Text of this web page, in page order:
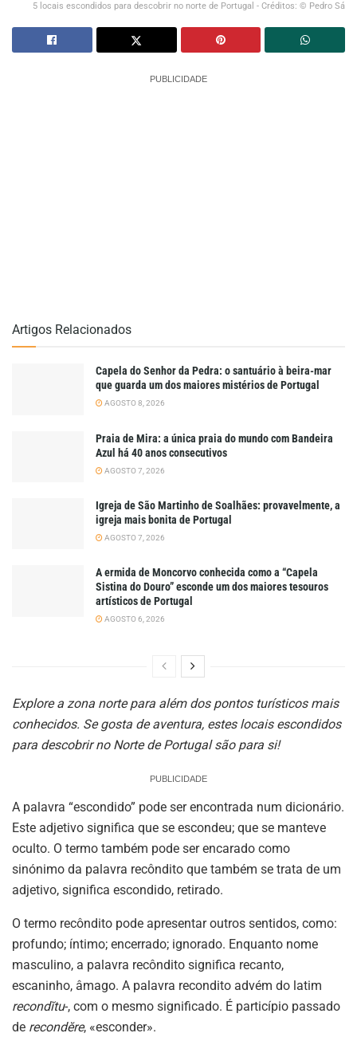
5 locais escondidos para descobrir no norte de Portugal - Créditos: © Pedro Sá
PUBLICIDADE
Artigos Relacionados
Capela do Senhor da Pedra: o santuário à beira-mar
que guarda um dos maiores mistérios de Portugal
AGOSTO 8, 2026
Praia de Mira: a única praia do mundo com Bandeira
Azul há 40 anos consecutivos
AGOSTO 7, 2026
Igreja de São Martinho de Soalhães: provavelmente, a
igreja mais bonita de Portugal
AGOSTO 7, 2026
A ermida de Moncorvo conhecida como a “Capela
Sistina do Douro” esconde um dos maiores tesouros
artísticos de Portugal
AGOSTO 6, 2026
Explore a zona norte para além dos pontos turísticos mais
conhecidos. Se gosta de aventura, estes locais escondidos
para descobrir no Norte de Portugal são para si!
PUBLICIDADE
A palavra “escondido” pode ser encontrada num dicionário.
Este adjetivo significa que se escondeu; que se manteve
oculto. O termo também pode ser encarado como
sinónimo da palavra recôndito que também se trata de um
adjetivo, significa escondido, retirado.
O termo recôndito pode apresentar outros sentidos, como:
profundo; íntimo; encerrado; ignorado. Enquanto nome
masculino, a palavra recôndito significa recanto,
escaninho, âmago. A palavra recondito advém do latim
recondĭtu-, com o mesmo significado. É particípio passado
de recondĕre, «esconder».